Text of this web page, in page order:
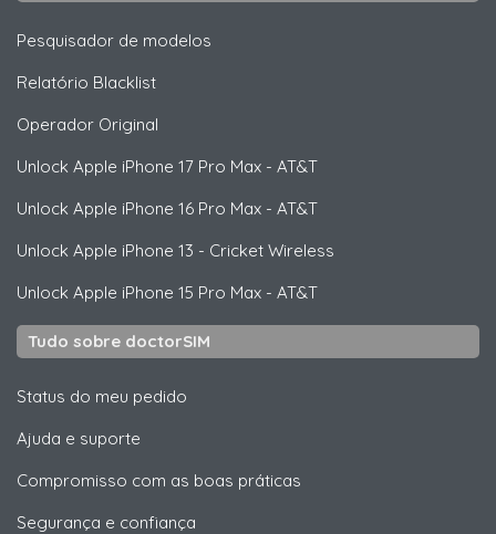
Pesquisador de modelos
Relatório Blacklist
Operador Original
Unlock Apple iPhone 17 Pro Max - AT&T
Unlock Apple iPhone 16 Pro Max - AT&T
Unlock Apple iPhone 13 - Cricket Wireless
Unlock Apple iPhone 15 Pro Max - AT&T
Tudo sobre doctorSIM
Status do meu pedido
Ajuda e suporte
Compromisso com as boas práticas
Segurança e confiança